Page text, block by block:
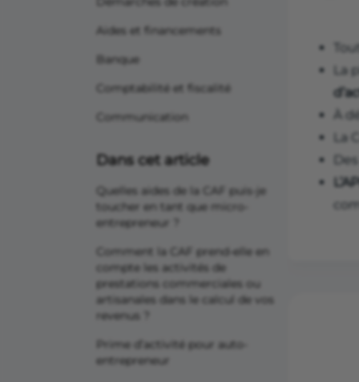
Aides et financements
Banque
Comptabilité et fiscalité
Communication
Dans cet article
Quelles aides de la CAF puis-je
toucher en tant que micro-
entrepreneur ?
Comment la CAF prend-elle en
compte les activités de
prestations commerciales ou
artisanales dans le calcul de vos
revenus ?
Prime d’activité pour auto-
entrepreneur
À
La